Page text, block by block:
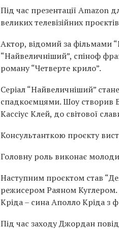
Під час презентації
великих телевізійних
Актор, відомий за фільмами
“Найвеличніший”, спіноф
роману “Четверте крило”.
Серіал “Найвеличніший”
спадкоємцями. Шоу створив
Кассіус Клей, до світової
Консультанткою проєкту
Головну роль виконає
Наступним проєктом став
режисером Раяном Куглером.
Кріда – сина Аполло Кріда з
Під час заходу Джордан